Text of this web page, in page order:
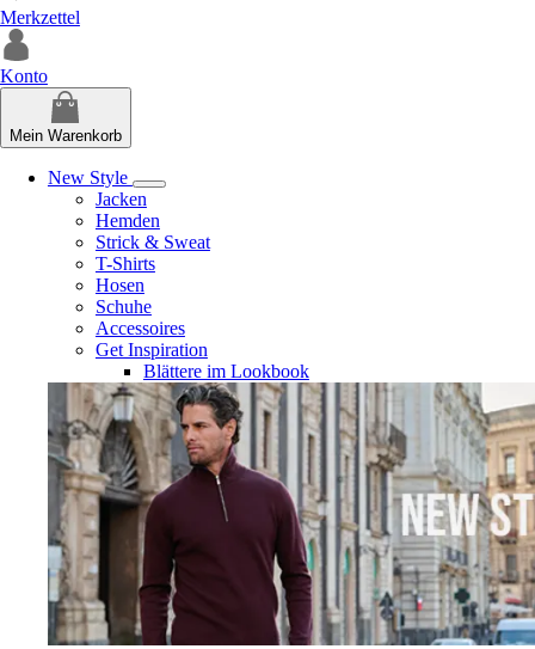
Merkzettel
Konto
Mein Warenkorb
New Style
Jacken
Hemden
Strick & Sweat
T-Shirts
Hosen
Schuhe
Accessoires
Get Inspiration
Blättere im Lookbook